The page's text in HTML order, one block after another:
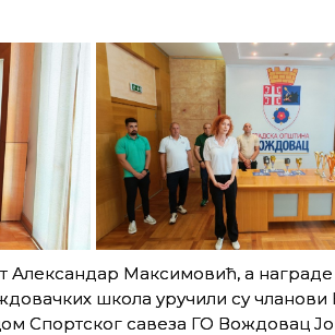
Александар Максимовић, а награде
школа уручили су чланови
Спортског савеза ГО Вождовац